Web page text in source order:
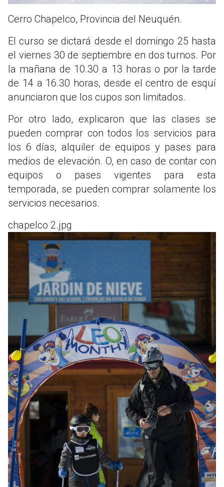
Cerro Chapelco, Provincia del Neuquén.
El curso se dictará desde el domingo 25 hasta
el viernes 30 de septiembre en dos turnos. Por
la mañana de 10.30 a 13 horas o por la tarde
de 14 a 16.30 horas, desde el centro de esquí
anunciaron que los cupos son limitados.
Por otro lado, explicaron que las clases se
pueden comprar con todos los servicios para
los 6 días, alquiler de equipos y pases para
medios de elevación. O, en caso de contar con
equipos o pases vigentes para esta
temporada, se pueden comprar solamente los
servicios necesarios.
chapelco 2.jpg